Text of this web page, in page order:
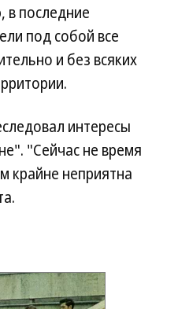
в последние
под собой все
и без всяких
интересы
"Сейчас не время
крайне неприятна